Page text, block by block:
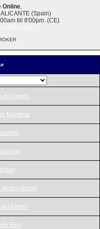
del Ingles
Maritima
Ingles Noord
Ingles
Rico
Online,
(Spain)
till 8'00pm. (CE)